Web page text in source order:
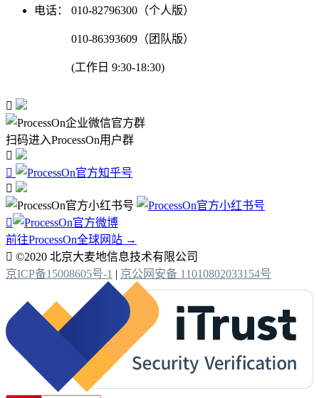
电话：
010-82796300（个人版）
010-86393609（团队版）
(工作日 9:30-18:30)

扫码进入ProcessOn用户群




前往ProcessOn全球网站 →
 ©2020 北京大麦地信息技术有限公司
京ICP备15008605号-1 | 京公网安备 11010802033154号